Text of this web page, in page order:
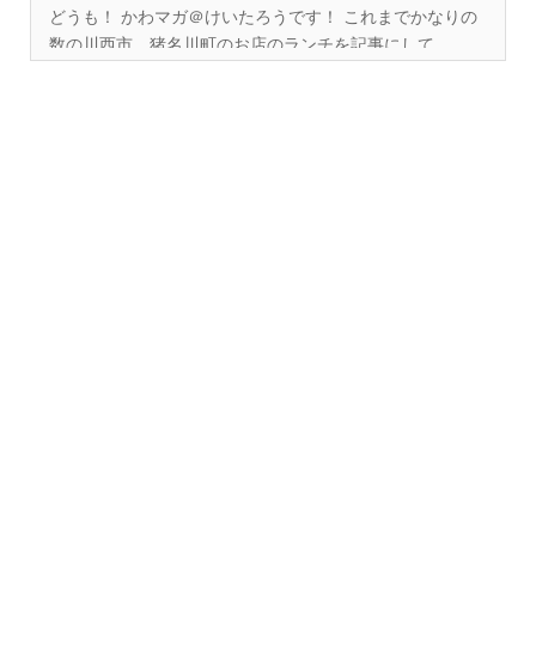
どうも！ かわマガ＠けいたろうです！ これまでかなりの
数の川西市、猪名川町のお店のランチを記事にして...